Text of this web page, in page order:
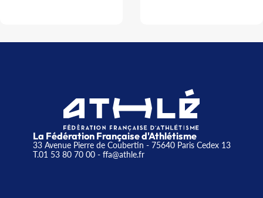
La Fédération Française d'Athlétisme
33 Avenue Pierre de Coubertin - 75640 Paris Cedex 13
T.01 53 80 70 00- ffa@athle.fr